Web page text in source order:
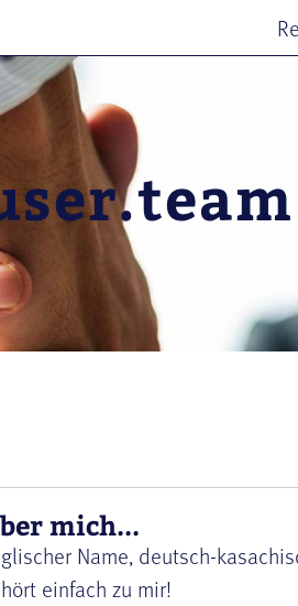
mich...
Name, deutsch-
einfach zu mir!